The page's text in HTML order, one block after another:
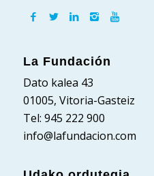
La Fundación
Dato kalea 43
01005, Vitoria-Gasteiz
Tel: 945 222 900
info@lafundacion.com